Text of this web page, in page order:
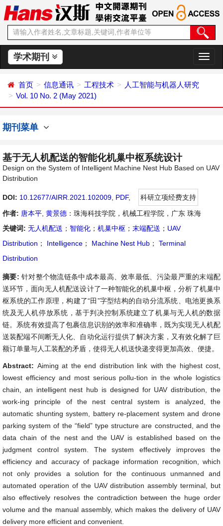
学术期刊
切
换
首页 信息通讯 工程技术
人工智能与机器人研究
Vol. 10 No. 2 (May 2021)
期刊菜单
基于无人机配送的智能化机巢中枢系统设计
Design on the System of Intelligent Machine Nest Hub Based on UAV
Distribution
DOI: 10.12677/AIRR.2021.102009 PDF,
科研立项经费支持
作者: 唐本平 黄景德 ：珠海科技学院，机械工程学院，广东 珠海
关键词: 无人机配送 ； 智能化 ； 机巢中枢 ； 末端配送 ； UAV
Distribution ； Intelligence ； Machine Nest Hub ；
Terminal
Distribution
摘要: 针对整个物流链条中成本最高、效率最低、污染最严重的末端配
送环节，面向无人机配送设计了一种智能化的机巢中枢，分析了机巢中
枢系统的工作原理，构建了“田”字型结构的自动分流系统、电池更换系
统及无人机停放系统，基于判决控制系统建立了机巢与无人机的数据
链。系统有效提高了包裹信息识别的效率和准确率，既为实现无人机配
送装配端不间断无人化、自动化运行提供了解决方案，又有效化解了巨
额订单量与人工装配的矛盾，使得无人机送快递变得更加高效、便捷。
Abstract: Aiming at the end distribution link with the highest cost,
lowest efficiency and most serious pollu-tion in the whole logistics
chain, an intelligent nest hub is designed for UAV distribution, the
work-ing principle of the nest central system is analyzed, the
automatic shunting system, battery re-placement system and drone
parking system of the “field” type structure are constructed, and the
data chain of the nest and the UAV is established based on the
judgment control system. The system effectively improves the
efficiency and accuracy of package information recognition, which
not only provides a solution for the continuous unmanned and
automated operation of the UAV distribution assembly terminal, but
also effectively resolves the contradiction between the huge order
volume and the manual assembly, which makes the delivery of UAV
delivery more efficient and convenient.